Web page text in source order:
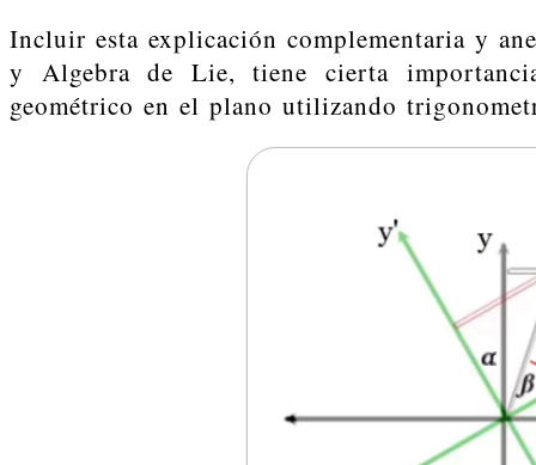
Incluir esta explicación complementaria y
y Algebra de Lie, tiene cierta
geométrico en el plano utilizando